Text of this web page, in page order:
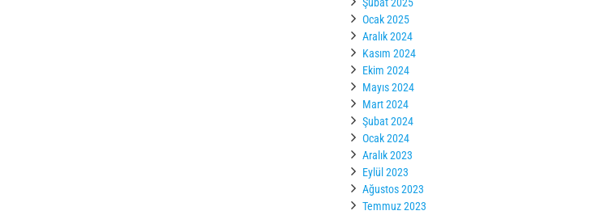
Ocak 2025
Aralık 2024
Kasım 2024
Ekim 2024
Mayıs 2024
Mart 2024
Şubat 2024
Ocak 2024
Aralık 2023
Eylül 2023
Ağustos 2023
Temmuz 2023